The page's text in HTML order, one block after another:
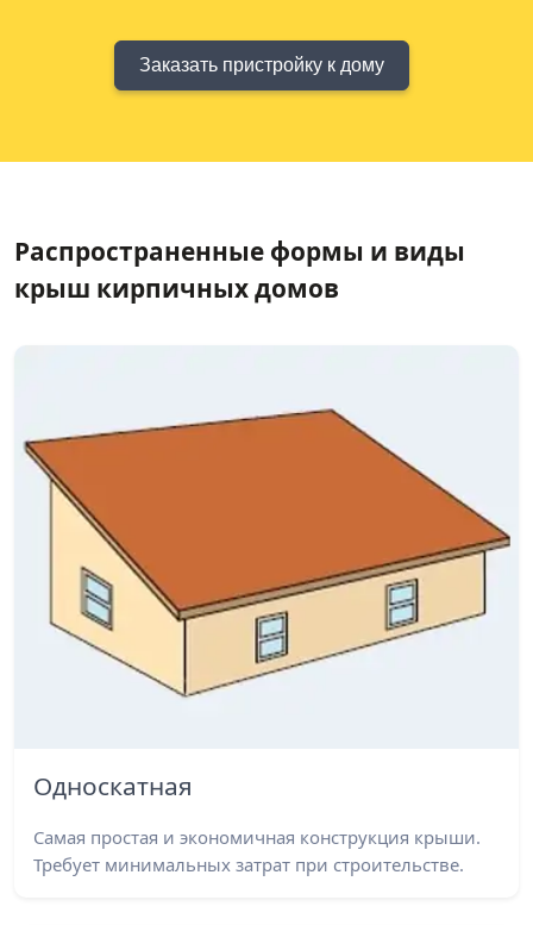
Заказать пристройку к дому
Распространенные формы и виды
крыш кирпичных домов
Односкатная
Самая простая и экономичная конструкция крыши.
Требует минимальных затрат при строительстве.